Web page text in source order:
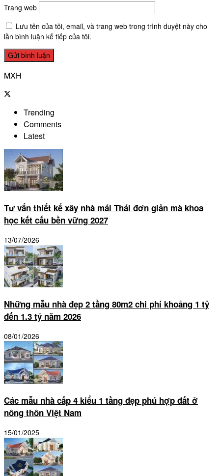
Trang web
Lưu tên của tôi, email, và trang web trong trình duyệt này cho
lần bình luận kế tiếp của tôi.
MXH
Trending
Comments
Latest
Tư vấn thiết kế xây nhà mái Thái đơn giản mà khoa
học kết cấu bền vững 2027
13/07/2026
Những mẫu nhà đẹp 2 tầng 80m2 chi phí khoảng 1 tỷ
đến 1.3 tỷ năm 2026
08/01/2026
Các mẫu nhà cấp 4 kiểu 1 tầng đẹp phú hợp đất ở
nông thôn Việt Nam
15/01/2025